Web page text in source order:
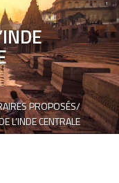
PROPOSÉS/
L’INDE CENTRALE